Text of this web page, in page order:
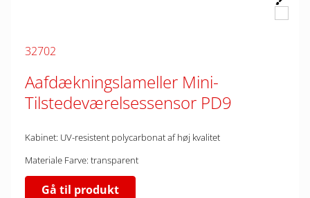
32702
Aafdækningslameller Mini-
Tilstedeværelsessensor PD9
Kabinet: UV-resistent polycarbonat af høj kvalitet
Materiale Farve: transparent
Gå til produkt